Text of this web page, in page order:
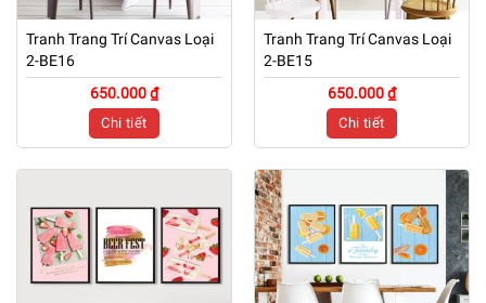
Tranh Trang Trí Canvas Loại
2-BE16
650.000 ₫
Chi tiết
Tranh Trang Trí Canvas Loại
2-BE15
650.000 ₫
Chi tiết